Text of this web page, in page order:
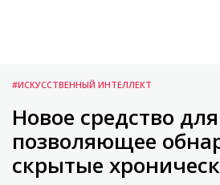
#ИСКУССТВЕННЫЙ ИНТЕЛЛЕКТ
Новое средство
позволяющее
скрытые